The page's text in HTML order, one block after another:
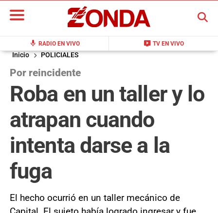
mic RADIO EN VIVO live_tv TV EN VIVO
BUSCAR
Inicio POLICIALES
Por reincidente
Roba en un taller y lo
atrapan cuando
intenta darse a la
fuga
El hecho ocurrió en un taller mecánico de